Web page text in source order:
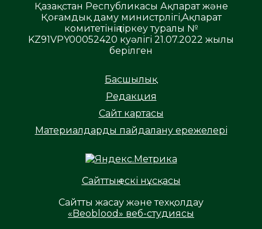
Қазақстан Республикасы Ақпарат және
Қоғамдық даму министрлігі,Ақпарат
комитетінің тіркеу туралы №
KZ91VPY00052420 куәлігі 21.07.2022 жылы
берілген
Басшылық
Редакция
Сайт картасы
Материалдарды пайдалану ережелері
Сайттың ескі нұсқасы
Сайтты жасау және техқолдау
«Beoblood» веб-студиясы